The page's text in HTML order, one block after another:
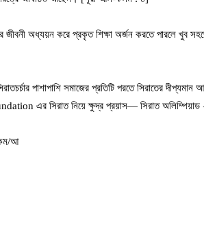
পাশাপাশি সমাজের প্রতিটি পরতে সিরাতের
এর সিরাত নিয়ে ক্ষুদ্র প্রয়াস— সিরাত
আ